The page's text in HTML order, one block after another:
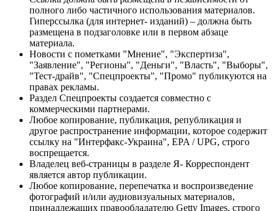
полного либо частичного использования материалов.
Гиперссылка (для интернет- изданий) – должна быть
размещена в подзаголовке или в первом абзаце
материала.
Новости с пометками "Мнение", "Экспертиза",
"Заявление", "Регионы", "Деньги", "Власть", "Выборы",
"Тест-драйв", "Спецпроекты", "Промо" публикуются на
правах рекламы.
Раздел Спецпроекты создается совместно с
коммерческими партнерами.
Любое копирование, публикация, републикация и
другое распространение информации, которое содержит
ссылку на "Интерфакс-Украина", EPA / UPG, строго
воспрещается.
Владелец веб-страницы в разделе Я- Корреспондент
является автор публикации.
Любое копирование, перепечатка и воспроизведение
фотографий и/или аудиовизуальных материалов,
принадлежащих правообладателю Getty Images, строго